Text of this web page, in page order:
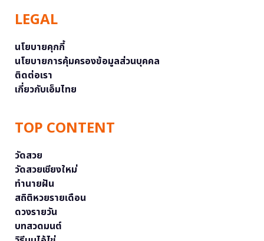
LEGAL
นโยบายคุกกี้
นโยบายการคุ้มครองข้อมูลส่วนบุคคล
ติดต่อเรา
เกี่ยวกับเอ็มไทย
TOP CONTENT
วัดสวย
วัดสวยเชียงใหม่
ทำนายฝัน
สถิติหวยรายเดือน
ดวงรายวัน
บทสวดมนต์